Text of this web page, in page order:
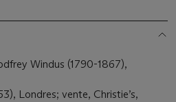
Windus (1790-1867),
Londres; vente, Christie’s,